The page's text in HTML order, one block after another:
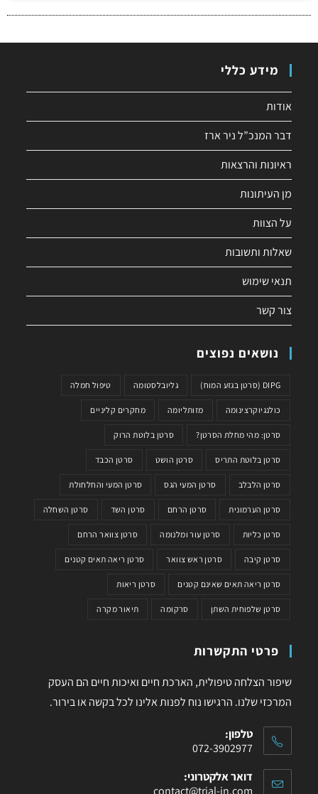
מידע כללי
אודות
דבר המנכ”ל ניר ארז
ראיונות והרצאות
מן העיתונות
על הצוות
שאלות ותשובות
תנאי שימוש
צור קשר
נושאים נפוצים
DIPG (סרטן בגזע המוח) גליובלסטומה טיפול חמלה
כולנגיוקרצינומה מזותליומה מחקרים קליניים
סרטן: מהי מחלת הסרטן? סרטן בלוטת הרוק
סרטן בלוטת התריס סרטן הושט סרטן הכבד
סרטן הלבלב סרטן המעי הגס סרטן המעי והחלחולת
סרטן הערמונית סרטן הרחם סרטן השד סרטן השחלה
סרטן כליות סרטן עור ומלנומה סרטן צוואר הרחם
סרטן קיבה סרטן ראש צוואר סרטן ריאה תאים קטנים
סרטן ריאה תאים שאינם קטנים סרטן ריאות
סרטן שלפוחית השתן סרקומה תיאור מקרה
פרטי התקשרות
שיפור הצלחה טיפולית, הארכת חיים ואיכות חיים הם העסק
המרכזי שלנו. הרגישו נוח לפנות אלינו לכל בקשה או בירור.
טלפון:
072-3902977
דואר אלקטרוני:
contact@trial-in.com